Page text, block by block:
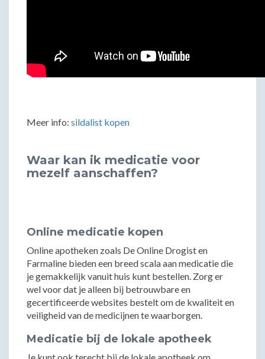
Meer info: sildalist kopen
Waar kan ik medicatie voor
mezelf aanschaffen?
Online medicatie kopen
Online apotheken zoals De Online Drogist en
Farmaline bieden een breed scala aan medicatie die
je gemakkelijk vanuit huis kunt bestellen. Zorg er
wel voor dat je alleen bij betrouwbare en
gecertificeerde websites bestelt om de kwaliteit en
veiligheid van de medicijnen te waarborgen.
Medicatie bij de lokale apotheek